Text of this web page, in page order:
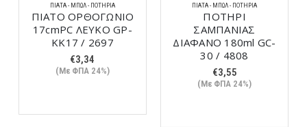
ΠΙΆΤΑ - ΜΠΩΛ - ΠΟΤΉΡΙΑ
ΠΙΑΤΟ ΟΡΘΟΓΩΝΙΟ
17cmPC ΛΕΥΚΟ GP-
KK17 / 2697
€3,34
(Με ΦΠΑ 24%)
ΠΙΆΤΑ - ΜΠΩΛ - ΠΟΤΉΡΙΑ
ΠΟΤΗΡΙ
ΣΑΜΠΑΝΙΑΣ
ΔΙΑΦΑΝΟ 180ml GC-
30 / 4808
€3,55
(Με ΦΠΑ 24%)